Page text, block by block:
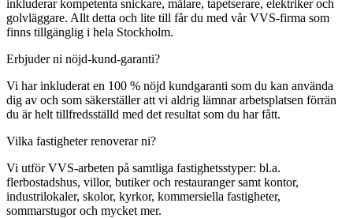
inkluderar kompetenta snickare, målare, tapetserare, elektriker och
golvläggare. Allt detta och lite till får du med vår VVS-firma som
finns tillgänglig i hela Stockholm.
Erbjuder ni nöjd-kund-garanti?
Vi har inkluderat en 100 % nöjd kundgaranti som du kan använda
dig av och som säkerställer att vi aldrig lämnar arbetsplatsen förrän
du är helt tillfredsställd med det resultat som du har fått.
Vilka fastigheter renoverar ni?
Vi utför VVS-arbeten på samtliga fastighetsstyper: bl.a.
flerbostadshus, villor, butiker och restauranger samt kontor,
industrilokaler, skolor, kyrkor, kommersiella fastigheter,
sommarstugor och mycket mer.